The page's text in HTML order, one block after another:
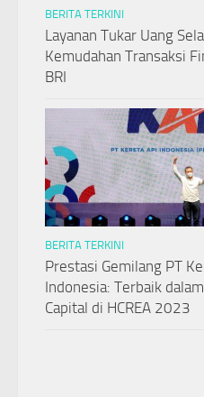
BERITA TERKINI
Layanan Tukar Uang
Kemudahan Transaksi
BRI
BERITA TERKINI
Prestasi Gemilang PT
Indonesia: Terbaik
Capital di HCREA 2023